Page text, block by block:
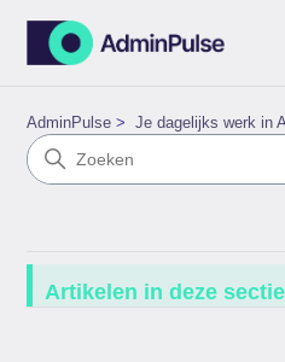
AdminPulse Je dagelijks werk in
Artikelen in deze sectie